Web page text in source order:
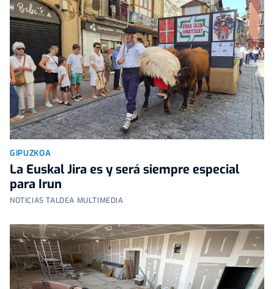
GIPUZKOA
La Euskal Jira es y será siempre especial
para Irun
NOTICIAS TALDEA MULTIMEDIA